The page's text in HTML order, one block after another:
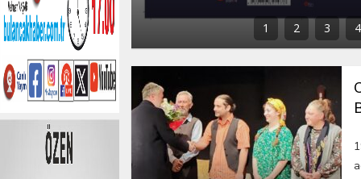
1 2 3 4